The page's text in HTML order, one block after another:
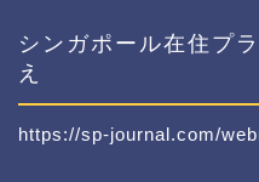
シンガポール在住プ
え
https://sp-journal.com/